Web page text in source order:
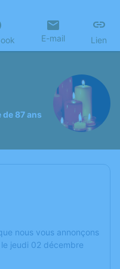
E-mail Lien
de 87 ans
nous vous annonçons
jeudi 02 décembre